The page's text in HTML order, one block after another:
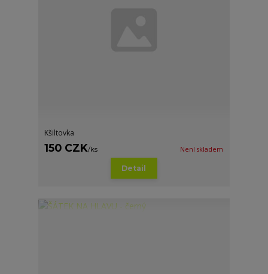
Kšiltovka
150 CZK/ks Není skladem
Detail